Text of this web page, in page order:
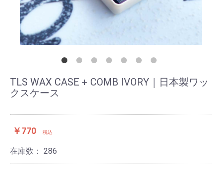
TLS WAX CASE + COMB IVORY｜日本製ワッ
クスケース
￥770 税込
在庫数： 286